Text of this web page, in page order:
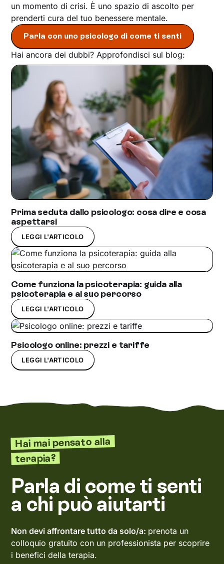
un momento di crisi. È uno spazio di ascolto per
prenderti cura del tuo benessere mentale.
Parla con uno psicologo di come ti senti
Hai ancora dei dubbi? Approfondisci sul blog:
Prima seduta dallo psicologo: cosa dire e cosa
aspettarsi
LEGGI L'ARTICOLO
Come funziona la psicoterapia: guida alla
psicoterapia e al suo percorso
LEGGI L'ARTICOLO
Psicologo online: prezzi e tariffe
LEGGI L'ARTICOLO
Hai mai pensato alla
terapia?
Parla di come ti senti
a chi può aiutarti
Non devi affrontare tutto da solo/a: prenota un
colloquio gratuito con un professionista per scoprire
i benefici della terapia.